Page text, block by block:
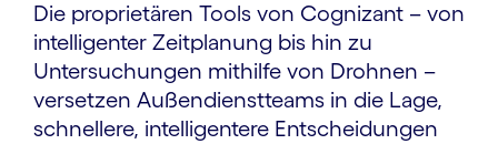
Die proprietären Tools von Cognizant – von
intelligenter Zeitplanung bis hin zu
Untersuchungen mithilfe von Drohnen –
versetzen Außendienstteams in die Lage,
schnellere, intelligentere Entscheidungen